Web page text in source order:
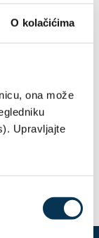
O kolačićima
ona može
Upravljajte
Vrlo visok
Vrlo Nizak
koncentracije